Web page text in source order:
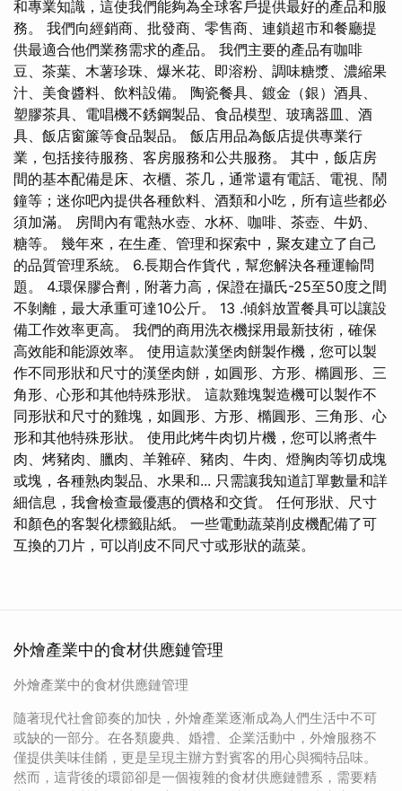
和專業知識，這使我們能夠為全球客戶提供最好的產品和服
務。 我們向經銷商、批發商、零售商、連鎖超市和餐廳提
供最適合他們業務需求的產品。 我們主要的產品有咖啡
豆、茶葉、木薯珍珠、爆米花、即溶粉、調味糖漿、濃縮果
汁、美食醬料、飲料設備。 陶瓷餐具、鍍金（銀）酒具、
塑膠茶具、電唱機不銹鋼製品、食品模型、玻璃器皿、酒
具、飯店窗簾等食品製品。 飯店用品為飯店提供專業行
業，包括接待服務、客房服務和公共服務。 其中，飯店房
間的基本配備是床、衣櫃、茶几，通常還有電話、電視、鬧
鐘等；迷你吧內提供各種飲料、酒類和小吃，所有這些都必
須加滿。 房間內有電熱水壺、水杯、咖啡、茶壺、牛奶、
糖等。 幾年來，在生產、管理和探索中，聚友建立了自己
的品質管理系統。 6.長期合作貨代，幫您解決各種運輸問
題。 4.環保膠合劑，附著力高，保證在攝氏-25至50度之間
不剝離，最大承重可達10公斤。 13 .傾斜放置餐具可以讓設
備工作效率更高。 我們的商用洗衣機採用最新技術，確保
高效能和能源效率。 使用這款漢堡肉餅製作機，您可以製
作不同形狀和尺寸的漢堡肉餅，如圓形、方形、橢圓形、三
角形、心形和其他特殊形狀。 這款雞塊製造機可以製作不
同形狀和尺寸的雞塊，如圓形、方形、橢圓形、三角形、心
形和其他特殊形狀。 使用此烤牛肉切片機，您可以將煮牛
肉、烤豬肉、臘肉、羊雜碎、豬肉、牛肉、燈胸肉等切成塊
或塊，各種熟肉製品、水果和... 只需讓我知道訂單數量和詳
細信息，我會檢查最優惠的價格和交貨。 任何形狀、尺寸
和顏色的客製化標籤貼紙。 一些電動蔬菜削皮機配備了可
互換的刀片，可以削皮不同尺寸或形狀的蔬菜。
外燴產業中的食材供應鏈管理
外燴產業中的食材供應鏈管理
隨著現代社會節奏的加快，外燴產業逐漸成為人們生活中不可
或缺的一部分。在各類慶典、婚禮、企業活動中，外燴服務不
僅提供美味佳餚，更是呈現主辦方對賓客的用心與獨特品味。
然而，這背後的環節卻是一個複雜的食材供應鏈體系，需要精